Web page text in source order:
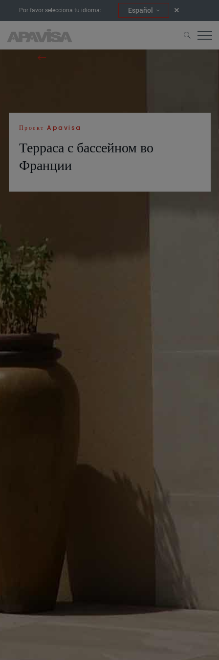
Por favor selecciona tu idioma: Español
Проект Apavisa
Терраса с бассейном во
Франции